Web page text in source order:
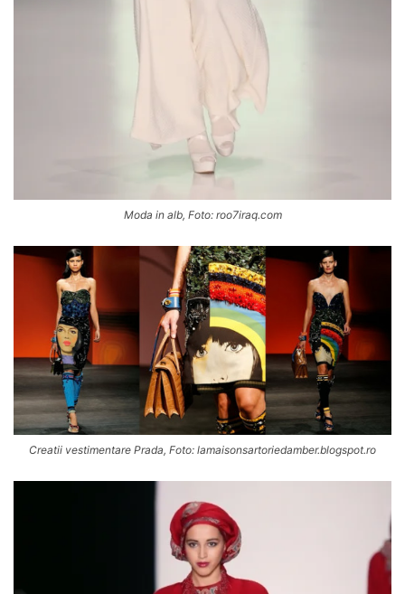
Moda in alb, Foto: roo7iraq.com
Creatii vestimentare Prada, Foto: lamaisonsartoriedamber.blogspot.ro